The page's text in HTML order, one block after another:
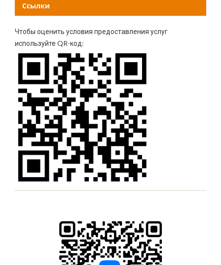
Ссылки
Чтобы оценить условия предоставления услуг
используйте QR-код: